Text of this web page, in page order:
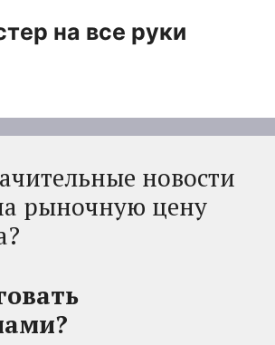
на все руки
новости
рыночную цену